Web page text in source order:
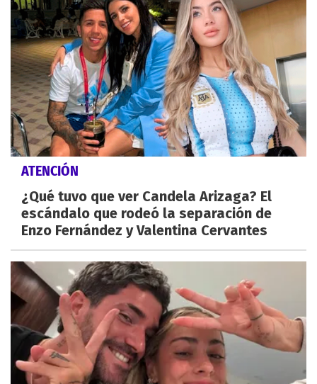
ATENCIÓN
¿Qué tuvo que ver Candela Arizaga? El
escándalo que rodeó la separación de
Enzo Fernández y Valentina Cervantes